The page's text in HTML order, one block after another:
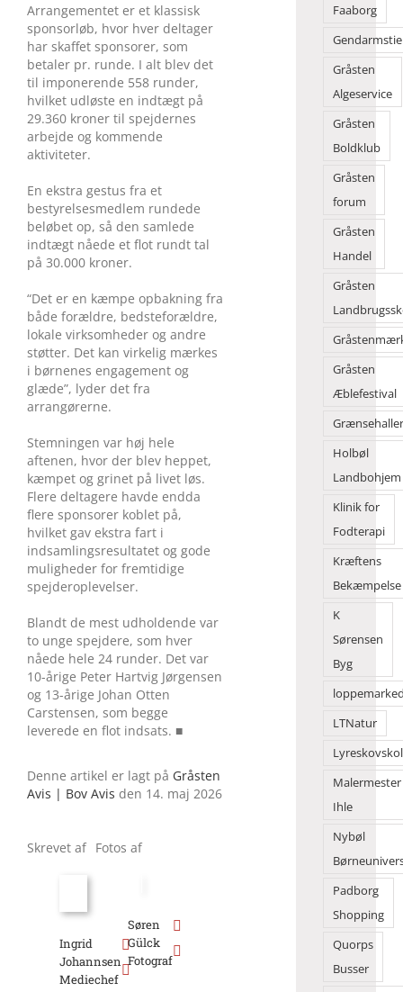
Arrangementet er et klassisk
sponsorløb, hvor hver deltager
har skaffet sponsorer, som
betaler pr. runde. I alt blev det
til imponerende 558 runder,
hvilket udløste en indtægt på
29.360 kroner til spejdernes
arbejde og kommende
aktiviteter.
En ekstra gestus fra et
bestyrelsesmedlem rundede
beløbet op, så den samlede
indtægt nåede et flot rundt tal
på 30.000 kroner.
“Det er en kæmpe opbakning fra
både forældre, bedsteforældre,
lokale virksomheder og andre
støtter. Det kan virkelig mærkes
i børnenes engagement og
glæde”, lyder det fra
arrangørerne.
Stemningen var høj hele
aftenen, hvor der blev heppet,
kæmpet og grinet på livet løs.
Flere deltagere havde endda
flere sponsorer koblet på,
hvilket gav ekstra fart i
indsamlingsresultatet og gode
muligheder for fremtidige
spejderoplevelser.
Blandt de mest udholdende var
to unge spejdere, som hver
nåede hele 24 runder. Det var
10-årige Peter Hartvig Jørgensen
og 13-årige Johan Otten
Carstensen, som begge
leverede en flot indsats. ■
Denne artikel er lagt på Gråsten
Avis | Bov Avis den 14. maj 2026
Skrevet af
Ingrid
Johannsen
Mediechef
Fotos af
Søren
Gülck
Fotograf
Faaborg
Gråsten
Algeservice
Gråsten
Boldklub
Gråsten
forum
Gråsten
Handel
Gråsten
Gråsten
Æblefestival
Holbøl
Landbohjem
Klinik for
Fodterapi
Kræftens
Bekæmpelse
K
Sørensen
Byg
LTNatur
Malermester
Ihle
Nybøl
Padborg
Shopping
Quorps
Busser